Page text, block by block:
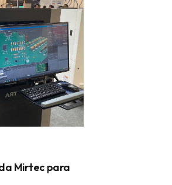
Mirtec para